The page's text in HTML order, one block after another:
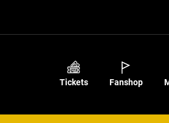
Tickets Fanshop